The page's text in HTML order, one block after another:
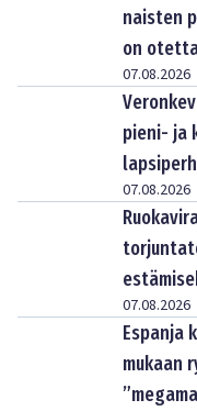
naisten
on
07.08.2026
pieni- ja
07.08.2026
07.08.2026
Espanja
mukaan